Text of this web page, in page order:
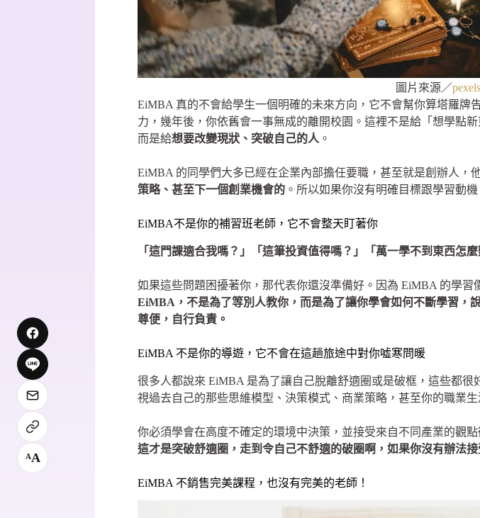
圖片來源／
EiMBA 真的不會給學生一個明確的未來方向，它不會幫你算塔羅
力，幾年後，你依舊會一事無成的離開校園。這裡不是給「想學點
而是給想要改變現狀、突破自己的人 。
EiMBA 的同學們大多已經在企業內部擔任要職，甚至就是創辦人，
策略、甚至下一個創業機會的 。所以如果你沒有明確目標跟學習動
EiMBA不是你的補習班老師，它不會整天盯著你
「這門課適合我嗎？」「這筆投資值得嗎？」「萬一學不到東西怎麼
如果這些問題困擾著你，那代表你還沒準備好。因為 EiMBA 的學
EiMBA，不是為了等別人教你，而是為了讓你學會如何不斷學習，
尊便，自行負責。
EiMBA 不是你的導遊，它不會在這趟旅途中對你噓寒問暖
很多人都說來 EiMBA 是為了讓自己脫離舒適圈或是破框，這些都
視過去自己的那些思維模型、決策模式、商業策略，甚至你的職業
你必須學會在高度不確定的環境中決策，並接受來自不同產業的觀點
這才是突破舒適圈，走到令自己不舒適的破圈啊，如果你沒有辦法
EiMBA 不銷售完美課程，也沒有完美的老師！
AA